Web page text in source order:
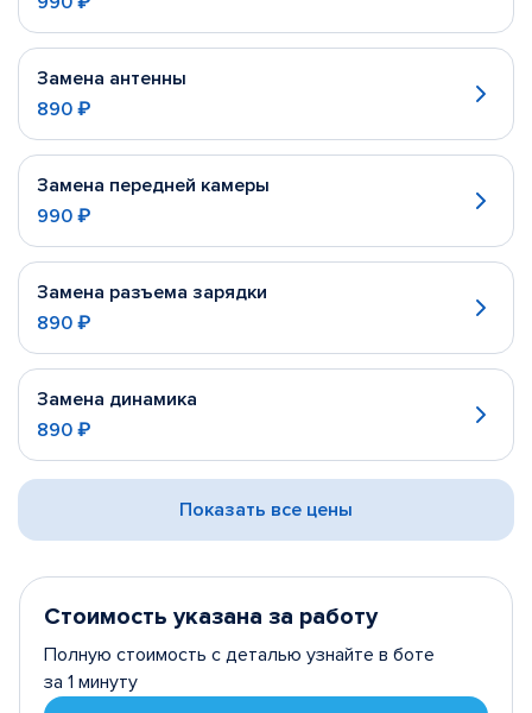
Замена антенны
890 ₽
Замена передней камеры
990 ₽
Замена разъема зарядки
890 ₽
Замена динамика
890 ₽
Показать все цены
Стоимость указана за работу
Полную стоимость с деталью узнайте в боте
за 1 минуту